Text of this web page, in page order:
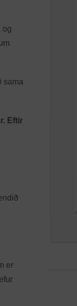
og
sama
Eftir
er